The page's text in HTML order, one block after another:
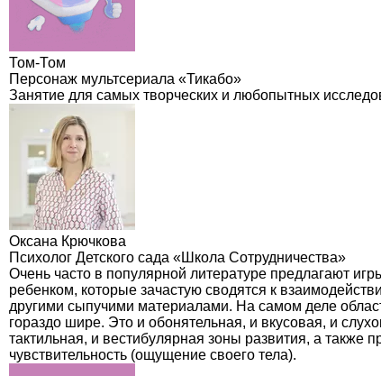
Том-Том
Персонаж мультсериала «Тикабо»
Занятие для самых творческих и любопытных
Оксана Крючкова
Психолог Детского сада «Школа Сотрудничества»
Очень часто в популярной литературе предлагают
ребенком, которые зачастую сводятся к
другими сыпучими материалами. На самом деле
гораздо шире. Это и обонятельная, и вкусовая, и
тактильная, и вестибулярная зоны развития, а также
чувствительность (ощущение своего тела).